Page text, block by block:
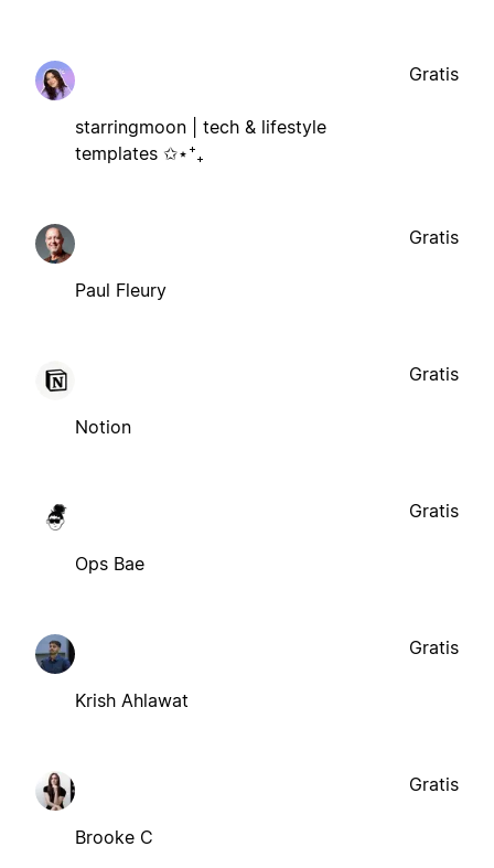
starringmoon | tech & lifestyle
templates ✩⋆⁺₊
Gratis
Paul Fleury
Gratis
Notion
Gratis
Ops Bae
Gratis
Krish Ahlawat
Gratis
Brooke C
Gratis